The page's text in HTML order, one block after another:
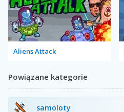
Aliens Attack
Powiązane kategorie
samoloty